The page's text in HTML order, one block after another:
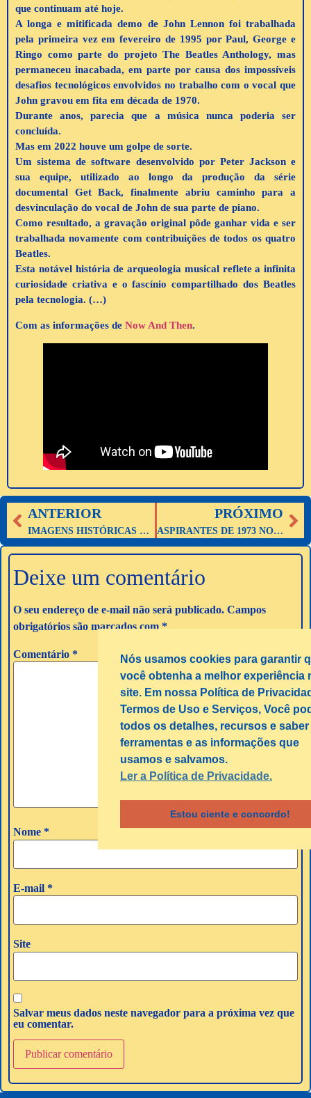
que continuam até hoje.
A longa e mitificada demo de John Lennon foi trabalhada
pela primeira vez em fevereiro de 1995 por Paul, George e
Ringo como parte do projeto The Beatles Anthology, mas
permaneceu inacabada, em parte por causa dos impossíveis
desafios tecnológicos envolvidos no trabalho com o vocal que
John gravou em fita em década de 1970.
Durante anos, parecia que a música nunca poderia ser
concluída.
Mas em 2022 houve um golpe de sorte.
Um sistema de software desenvolvido por Peter Jackson e
sua equipe, utilizado ao longo da produção da série
documental Get Back, finalmente abriu caminho para a
desvinculação do vocal de John de sua parte de piano.
Como resultado, a gravação original pôde ganhar vida e ser
trabalhada novamente com contribuições de todos os quatro
Beatles.
Esta notável história de arqueologia musical reflete a infinita
curiosidade criativa e o fascínio compartilhado dos Beatles
pela tecnologia. (…)
Com as informações de Now And Then.
ANTERIOR
IMAGENS HISTÓRICAS DE MUITAS CIDADES MINEIRAS
PRÓXIMO
ASPIRANTES DE 1973 NO CENTRO DA SEGURANÇA TREINAMENTOS
Deixe um comentário
O seu endereço de e-mail não será publicado. Campos
obrigatórios são marcados com *
Comentário *
Nome *
E-mail *
Site
Salvar meus dados neste navegador para a próxima vez que
eu comentar.
Nós usamos cookies para garantir
você obtenha a melhor experiência
site. Em nossa Política de
Termos de Uso e Serviços, Você
todos os detalhes, recursos e saber
ferramentas e as informações que
usamos e salvamos.
Ler a Política de Privacidade.
Estou ciente e concordo!